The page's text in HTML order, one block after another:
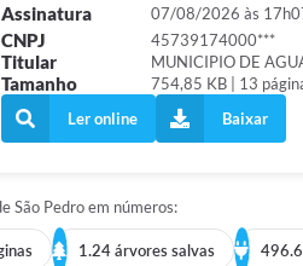
Assinatura 07/08/2026 às
CNPJ 45739174000***
Titular MUNICIPIO DE
Tamanho
754,85 KB | 13
Ler online
Baixar
São Pedro em números:
1.24 árvores salvas